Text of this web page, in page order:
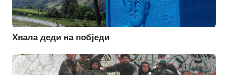
Хвала деди на побједи